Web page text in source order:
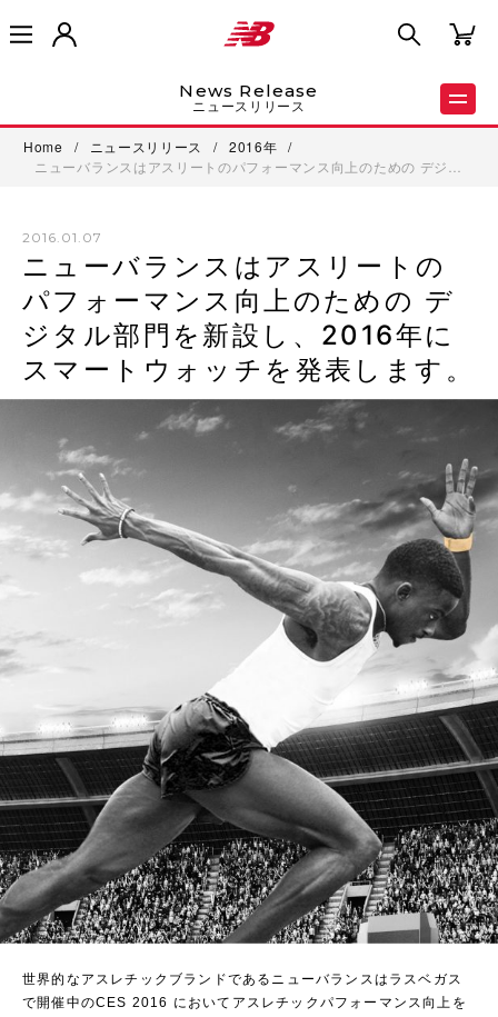
News Release
ニュースリリース
Home / ニュースリリース / 2016年
/
ニューバランスはアスリートのパフォーマンス向上のための デジ…
2016.01.07
ニューバランスはアスリートの
パフォーマンス向上のための デ
ジタル部門を新設し、2016年に
スマートウォッチを発表します。
世界的なアスレチックブランドであるニューバランスはラスベガス
で開催中のCES 2016 においてアスレチックパフォーマンス向上を